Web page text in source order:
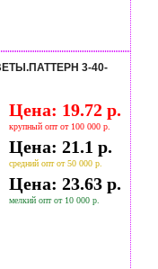
3-40-
Цена: 19.72 р.
крупный опт от 100 000 р.
Цена: 21.1 р.
средний опт от 50 000 р.
Цена: 23.63 р.
мелкий опт от 10 000 р.